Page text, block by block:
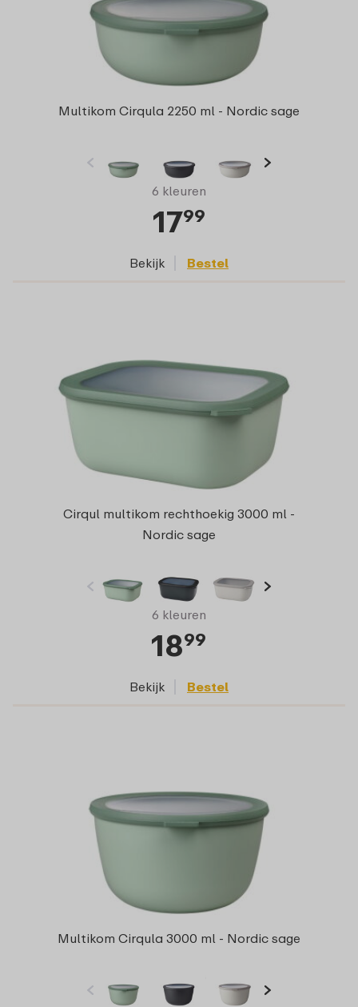
Multikom Cirqula 2250 ml - Nordic sage
6 kleuren
1799
Bekijk Bestel
Cirqul multikom rechthoekig 3000 ml -
Nordic sage
6 kleuren
1899
Bekijk Bestel
Multikom Cirqula 3000 ml - Nordic sage